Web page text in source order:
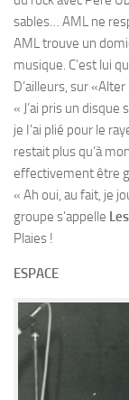
sables… AML ne
AML trouve un
musique. C’est lui
D’ailleurs, sur
« J’ai pris un
je I’ai plié pour le
restait plus qu’à
effectivement être
« Ah oui, au fait, je
groupe s’appelle
Plaies !
ESPACE